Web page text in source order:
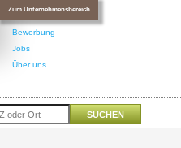
Zum Unternehmensbereich
Bewerbung
Jobs
Über uns